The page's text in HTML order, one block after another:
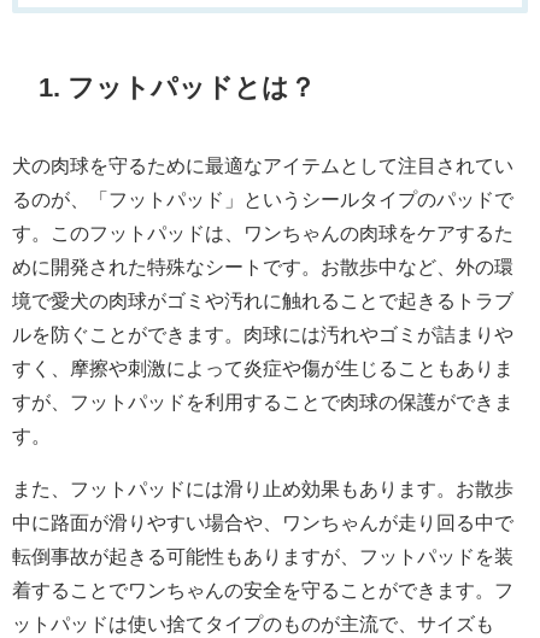
1. フットパッドとは？
犬の肉球を守るために最適なアイテムとして注目されてい
るのが、「フットパッド」というシールタイプのパッドで
す。このフットパッドは、ワンちゃんの肉球をケアするた
めに開発された特殊なシートです。お散歩中など、外の環
境で愛犬の肉球がゴミや汚れに触れることで起きるトラブ
ルを防ぐことができます。肉球には汚れやゴミが詰まりや
すく、摩擦や刺激によって炎症や傷が生じることもありま
すが、フットパッドを利用することで肉球の保護ができま
す。
また、フットパッドには滑り止め効果もあります。お散歩
中に路面が滑りやすい場合や、ワンちゃんが走り回る中で
転倒事故が起きる可能性もありますが、フットパッドを装
着することでワンちゃんの安全を守ることができます。フ
ットパッドは使い捨てタイプのものが主流で、サイズも